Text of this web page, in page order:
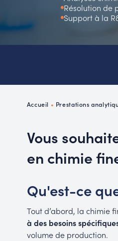
Résolution de
Support à la
Accueil • Prestations
Vous
en chimie
Qu'est-ce
Tout d’abord, la chimie
à des besoins
volume de production.